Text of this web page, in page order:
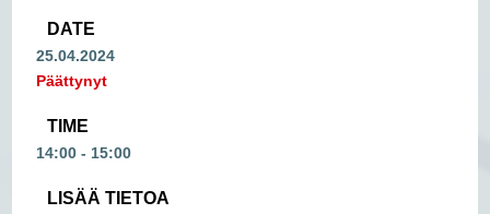
DATE
25.04.2024
Päättynyt
TIME
14:00 - 15:00
LISÄÄ TIETOA